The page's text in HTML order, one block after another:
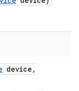
device ,